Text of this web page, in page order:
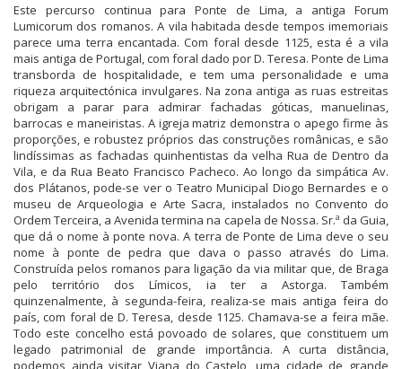
Este percurso continua para Ponte de Lima, a antiga Forum
Lumicorum dos romanos. A vila habitada desde tempos imemoriais
parece uma terra encantada. Com foral desde 1125, esta é a vila
mais antiga de Portugal, com foral dado por D. Teresa. Ponte de Lima
transborda de hospitalidade, e tem uma personalidade e uma
riqueza arquitectónica invulgares. Na zona antiga as ruas estreitas
obrigam a parar para admirar fachadas góticas, manuelinas,
barrocas e maneiristas. A igreja matriz demonstra o apego firme às
proporções, e robustez próprios das construções românicas, e são
lindíssimas as fachadas quinhentistas da velha Rua de Dentro da
Vila, e da Rua Beato Francisco Pacheco. Ao longo da simpática Av.
dos Plátanos, pode-se ver o Teatro Municipal Diogo Bernardes e o
museu de Arqueologia e Arte Sacra, instalados no Convento do
Ordem Terceira, a Avenida termina na capela de Nossa. Sr.ª da Guia,
que dá o nome à ponte nova. A terra de Ponte de Lima deve o seu
nome à ponte de pedra que dava o passo através do Lima.
Construída pelos romanos para ligação da via militar que, de Braga
pelo território dos Límicos, ia ter a Astorga. Também
quinzenalmente, à segunda-feira, realiza-se mais antiga feira do
país, com foral de D. Teresa, desde 1125. Chamava-se a feira mãe.
Todo este concelho está povoado de solares, que constituem um
legado patrimonial de grande importância. A curta distância,
podemos ainda visitar Viana do Castelo, uma cidade de grande